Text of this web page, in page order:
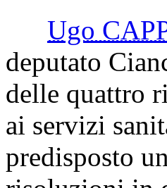
Ugo
deputato
delle quattro
ai servizi
predisposto